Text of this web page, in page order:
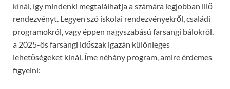
kínál, így mindenki megtalálhatja a számára legjobban illő
rendezvényt. Legyen szó iskolai rendezvényekről, családi
programokról, vagy éppen nagyszabású farsangi bálokról,
a 2025-ös farsangi időszak igazán különleges
lehetőségeket kínál. Íme néhány program, amire érdemes
figyelni: